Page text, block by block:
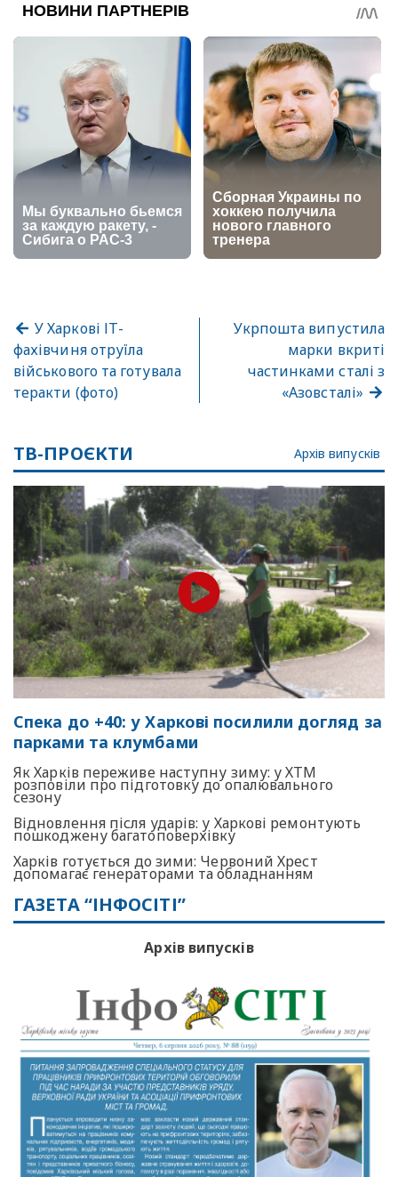
У Харкові ІТ-
фахівчиня отруїла
військового та готувала
теракти (фото)
Укрпошта випустила
марки вкриті
частинками сталі з
«Азовсталі»
ТВ-ПРОЄКТИ Архів випусків
Спека до +40: у Харкові посилили догляд за
парками та клумбами
Як Харків переживе наступну зиму: у ХТМ
розповіли про підготовку до опалювального
сезону
Відновлення після ударів: у Харкові ремонтують
пошкоджену багатоповерхівку
Харків готується до зими: Червоний Хрест
допомагає генераторами та обладнанням
ГАЗЕТА “ІНФОСІТІ”
Архів випусків